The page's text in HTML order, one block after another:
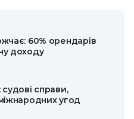
60% орендарів
доходу
справи,
угод